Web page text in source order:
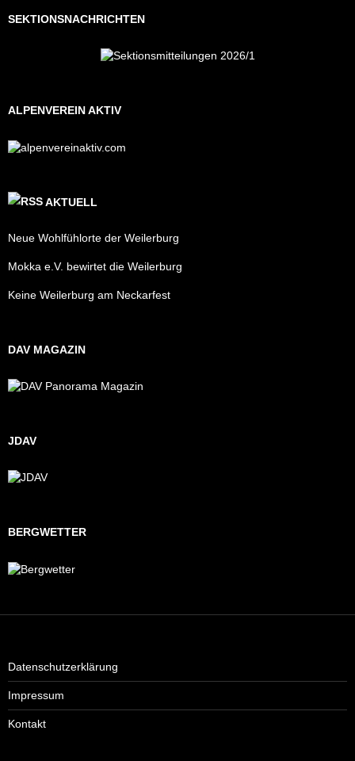
SEKTIONSNACHRICHTEN
ALPENVEREIN AKTIV
AKTUELL
Neue Wohlfühlorte der Weilerburg
Mokka e.V. bewirtet die Weilerburg
Keine Weilerburg am Neckarfest
DAV MAGAZIN
JDAV
BERGWETTER
Datenschutzerklärung
Impressum
Kontakt